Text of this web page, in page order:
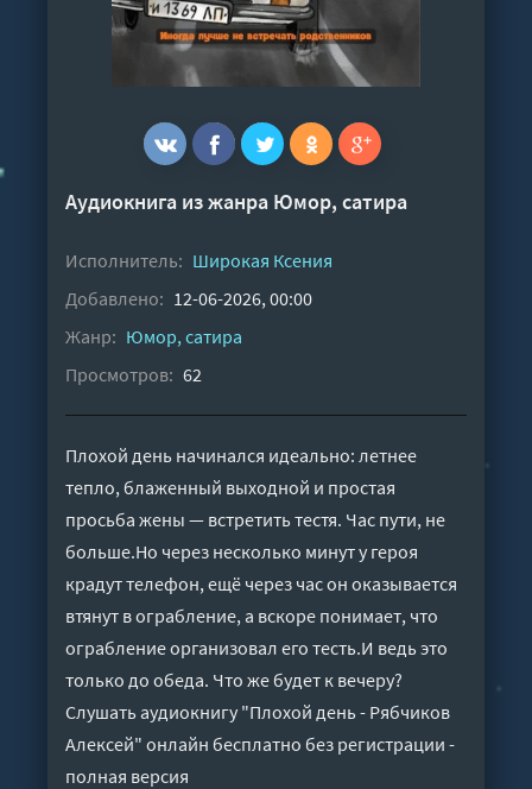
Аудиокнига из жанра Юмор, сатира
Исполнитель: Широкая Ксения
Добавлено: 12-06-2026, 00:00
Жанр: Юмор, сатира
Просмотров: 62
Плохой день начинался идеально: летнее
тепло, блаженный выходной и простая
просьба жены — встретить тестя. Час пути, не
больше.Но через несколько минут у героя
крадут телефон, ещё через час он оказывается
втянут в ограбление, а вскоре понимает, что
ограбление организовал его тесть.И ведь это
только до обеда. Что же будет к вечеру?
Слушать аудиокнигу "Плохой день - Рябчиков
Алексей" онлайн бесплатно без регистрации -
полная версия